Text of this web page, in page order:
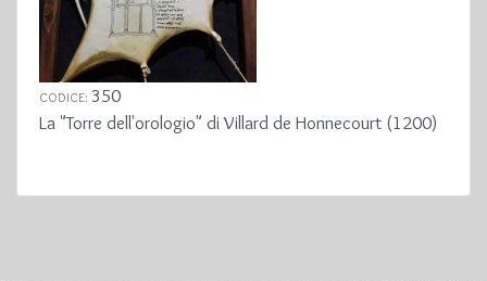
CODICE: 350
La "Torre dell'orologio" di Villard de Honnecourt (1200)